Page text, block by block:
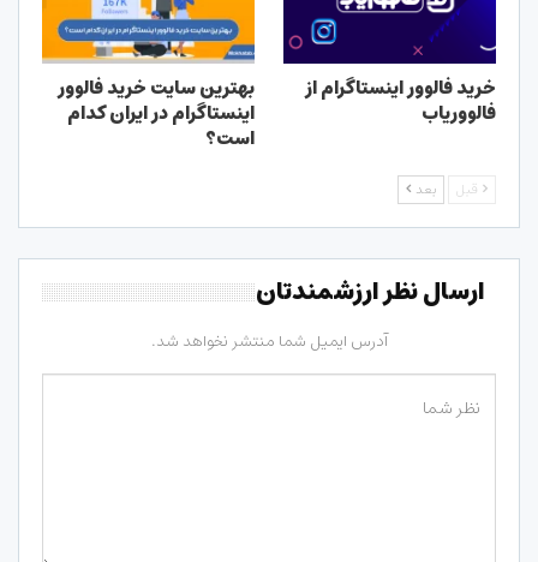
خرید فالوور اینستاگرام از
فالووریاب
بهترین سایت خرید فالوور
اینستاگرام در ایران کدام
است؟
قبل بعد
ارسال نظر ارزشمندتان
آدرس ایمیل شما منتشر نخواهد شد.